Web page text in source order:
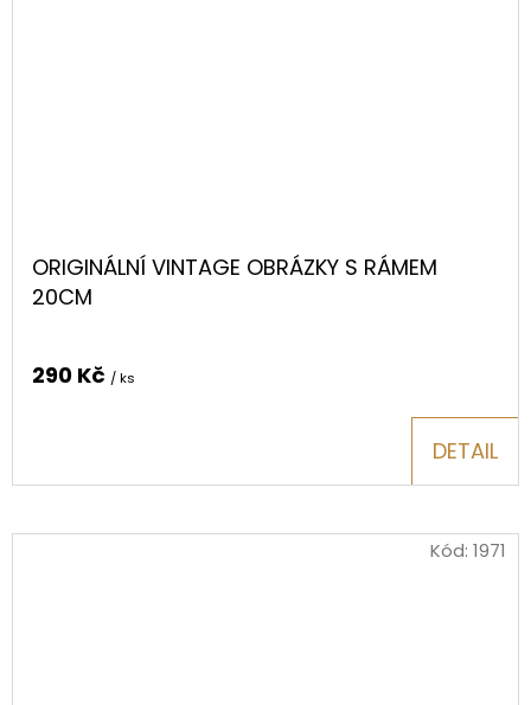
ORIGINÁLNÍ VINTAGE OBRÁZKY S RÁMEM
20CM
290 Kč / ks
DETAIL
Kód: 1971